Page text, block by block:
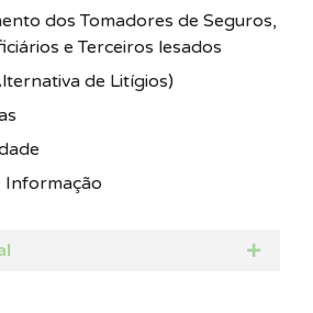
dos Tomadores de Seguros,
e Terceiros lesados
de Litígios)
Informação